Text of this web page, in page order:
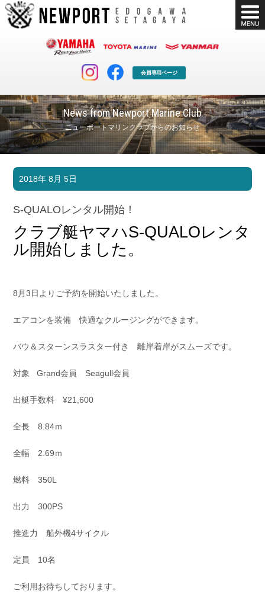
会員専用ページ
News from Newport Marine Club
ニューポートマリンクラブからのお知らせ
マリンクラブ
マリンライフを堪能したい！
ボート販売
ボート免許
長年の実績と信頼！
店舗情報
Shop Info.
公式ブログ
Contact us
採用情報
Recruit
リンク集
Link
2018年 8月 5日
S-QUALOレンタル開始！
クラブ艇ヤマハS-QUALOレンタ
ル開始しました。
8月3日よりご予約を開始いたしました。
エアコンを装備 快適なクルージングができます。
バウ＆スターンスラスター付き 離岸着岸がスムーズです。
対象 Grand会員 Seagull会員
出艇手数料 ¥21,600
全長 8.84ｍ
全幅 2.69ｍ
燃料 350L
出力 300PS
推進力 船外機4サイクル
定員 10名
ご利用お待ちしております。